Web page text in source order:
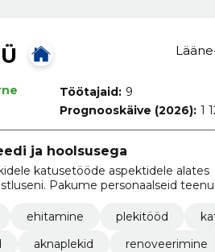
Töötajaid: 9
Prognooskäive (2026): 1
ja hoolsusega
katusetööde aspektidele alates
Pakume personaalseid
ehitamine plekitööd
aknaplekid
renoveerimine